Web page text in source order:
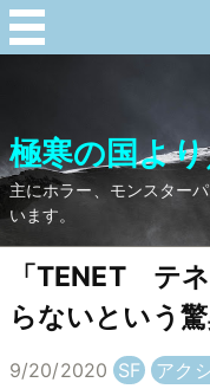
極寒の国よ
主にホラー、モンスター
います。
「TENET テ
らないという
9/20/2020 SF アク